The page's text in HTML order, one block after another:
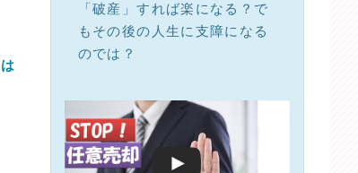
「破産」すれば楽になる？で
もその後の人生に支障になる
のでは？